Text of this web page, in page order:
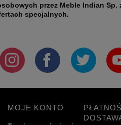
informacji o nowościach,
specjalnych.
MOJE KONTO